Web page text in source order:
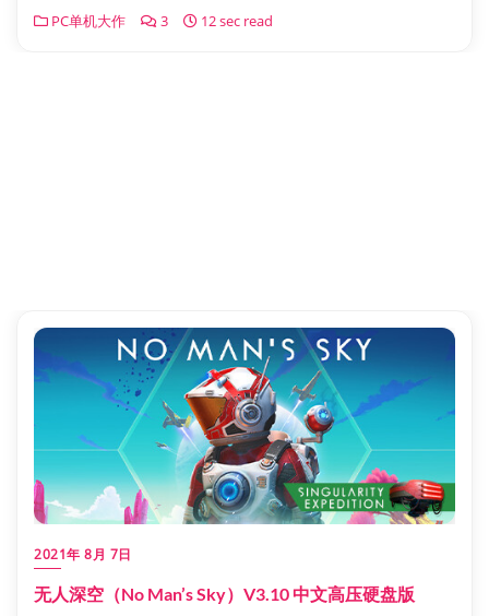
PC单机大作 3 12 sec read
2021年 8月 7日
无人深空（No Man’s Sky）V3.10 中文高压硬盘版